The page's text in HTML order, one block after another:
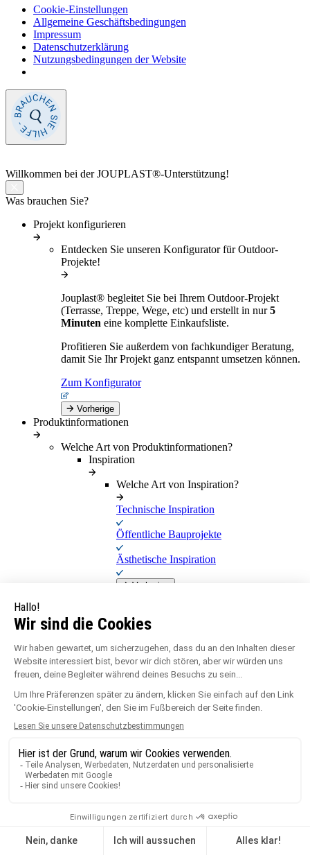
Cookie-Einstellungen
Allgemeine Geschäftsbedingungen
Impressum
Datenschutzerklärung
Nutzungsbedingungen der Website
Willkommen bei der JOUPLAST®-Unterstützung!
Was brauchen Sie?
Projekt konfigurieren
Entdecken Sie unseren Konfigurator für Outdoor-
Projekte!
Jouplast® begleitet Sie bei Ihrem Outdoor-Projekt
(Terrasse, Treppe, Wege, etc) und erstellt in nur5
Minuten eine komplette Einkaufsliste.
Profitieren Sie außerdem von fachkundiger Beratung,
damit Sie Ihr Projekt ganz entspannt umsetzen können.
Zum Konfigurator
Vorherige
Produktinformationen
Welche Art von Produktinformationen?
Inspiration
Welche Art von Inspiration?
Technische Inspiration
Öffentliche Bauprojekte
Ästhetische Inspiration
Vorherige
Unsere Produkte für die Outdoor-
Unsere Produkte
Verlegehinweis
Wenn Sie einen Tipp zum Verlegen
Verlegehinweise
Vorherige